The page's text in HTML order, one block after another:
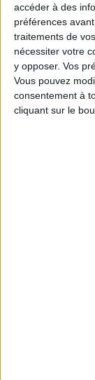
accéder à des
préférences
traitements de
nécessiter votre
y opposer. Vos
Vous pouvez
consentement à
cliquant sur le
Les
certification
Réalisés tous
maintenir la
utilisateurs